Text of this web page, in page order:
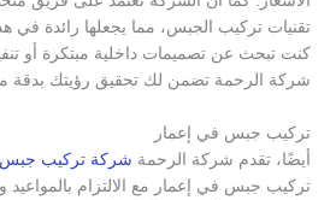
تقنيات تركيب الجبس، مما يجعلها رائدة في
كنت تبحث عن تصميمات داخلية مبتكرة أو
شركة الرحمة تضمن لك تحقيق رؤيتك بدقة
تركيب جبس في إعمار
أيضًا، تقدم شركة الرحمة شركة تركيب جبس
تركيب جبس في إعمار مع الالتزام بالمواعيد